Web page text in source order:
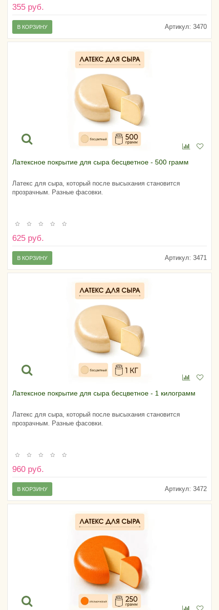
355 руб.
Артикул: 3470
В КОРЗИНУ
Латексное покрытие для сыра бесцветное - 500 грамм
Латекс для сыра, который после высыхания становится
прозрачным. Разные фасовки.
625 руб.
Артикул: 3471
В КОРЗИНУ
Латексное покрытие для сыра бесцветное - 1 килограмм
Латекс для сыра, который после высыхания становится
прозрачным. Разные фасовки.
960 руб.
Артикул: 3472
В КОРЗИНУ